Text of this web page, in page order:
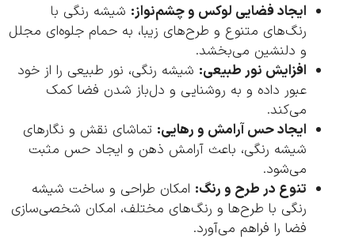
ایجاد فضایی لوکس و چشم‌نواز:شیشه رنگی با
رنگ‌های متنوع و طرح‌های زیبا، به حمام جلوه‌ای مجلل
و دلنشین می‌بخشد.
افزایش نور طبیعی:شیشه رنگی، نور طبیعی را از خود
عبور داده و به روشنایی و دل‌باز شدن فضا کمک
می‌کند.
ایجاد حس آرامش و رهایی:تماشای نقش و نگارهای
شیشه رنگی، باعث آرامش ذهن و ایجاد حس مثبت
می‌شود.
تنوع در طرح و رنگ: امکان طراحی و ساخت شیشه
رنگی با طرح‌ها و رنگ‌های مختلف، امکان شخصی‌سازی
فضا را فراهم می‌آورد.